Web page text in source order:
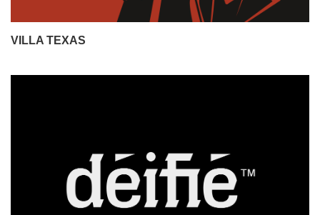
VILLA TEXAS